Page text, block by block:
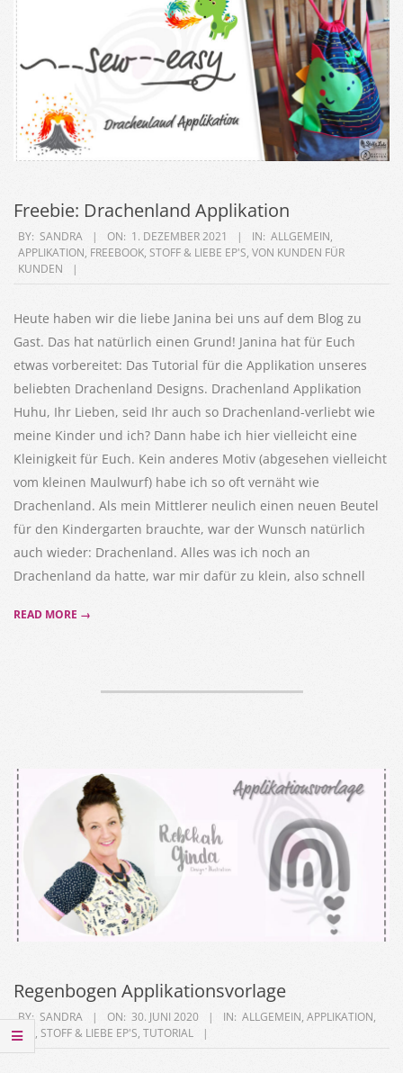
Freebie: Drachenland Applikation
2021-
12-
BY: SANDRA ON: 1. DEZEMBER 2021 IN: ALLGEMEIN,
APPLIKATION, FREEBOOK, STOFF & LIEBE EP'S, VON KUNDEN FÜR
KUNDEN
Heute haben wir die liebe Janina bei uns auf dem Blog zu
Gast. Das hat natürlich einen Grund! Janina hat für Euch
etwas vorbereitet: Das Tutorial für die Applikation unseres
beliebten Drachenland Designs. Drachenland Applikation
Huhu, Ihr Lieben, seid Ihr auch so Drachenland-verliebt wie
meine Kinder und ich? Dann habe ich hier vielleicht eine
Kleinigkeit für Euch. Kein anderes Motiv (abgesehen vielleicht
vom kleinen Maulwurf) habe ich so oft vernäht wie
Drachenland. Als mein Mittlerer neulich einen neuen Beutel
für den Kindergarten brauchte, war der Wunsch natürlich
auch wieder: Drachenland. Alles was ich noch an
Drachenland da hatte, war mir dafür zu klein, also schnell
READ MORE →
Regenbogen Applikationsvorlage
2020-
06-
BY: SANDRA ON: 30. JUNI 2020 IN: ALLGEMEIN, APPLIKATION,
DIY , STOFF & LIEBE EP'S, TUTORIAL